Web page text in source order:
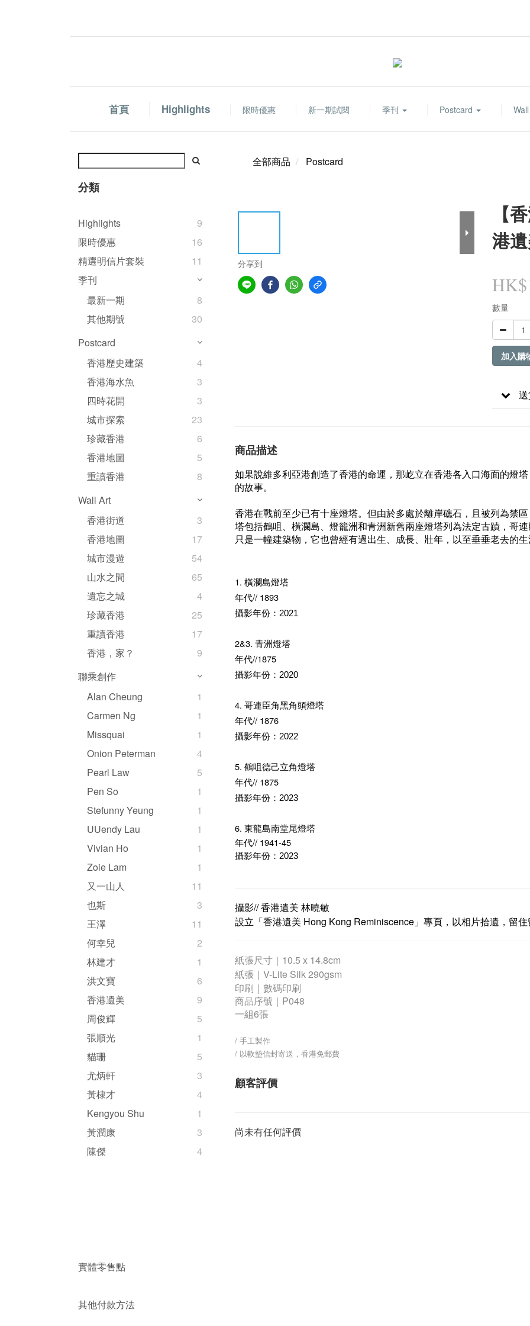
首頁 Highlights 限時優惠 新一期試閱 季刊 Postcard
分類
Highlights
9
限時優惠
16
精選明信片套裝
11
季刊
最新一期
8
其他期號
30
Postcard
香港歷史建築
4
香港海水魚
3
四時花開
3
城市探索
23
珍藏香港
6
香港地圖
5
重讀香港
8
Wall Art
香港街道
3
香港地圖
17
城市漫遊
54
山水之間
65
遺忘之城
4
珍藏香港
25
重讀香港
17
香港，家？
9
聯乘創作
Alan Cheung
1
Carmen Ng
1
Missquai
1
Onion Peterman
4
Pearl Law
5
Pen So
1
Stefunny Yeung
1
UUendy Lau
1
Vivian Ho
1
Zoie Lam
1
又一山人
11
也斯
3
王澤
11
何幸兒
2
林建才
1
洪文寶
6
香港遺美
9
周俊輝
5
張順光
1
貓珊
5
尤炳軒
3
黃棣才
4
Kengyou Shu
1
黃潤康
3
陳傑
4
全部商品 Postcard
分享到
【
港
數量
加入購
商品描述
如果說維多利亞港創造了香港的命運，那屹立在香港各入口海面的燈
的故事。
香港在戰前至少已有十座燈塔。但由於多處於離岸礁石，且被列為禁
塔包括鶴咀、橫瀾島、燈籠洲和青洲新舊兩座燈塔列為法定古蹟，哥
只是一幢建築物，它也曾經有過出生、成長、壯年， 以至垂垂老去的
1. 橫瀾島燈塔
年代// 1893
攝影年份： 2021
2&3. 青洲燈塔
年代//1875
攝影年份： 2020
4. 哥連臣角黑角頭燈塔
年代// 1876
攝影年份： 2022
5. 鶴咀德己立角燈塔
年代// 1875
攝影年份： 2023
6. 東龍島南堂尾燈塔
年代// 1941-45
攝影年份： 2023
攝影// 香港遺美 林曉敏
設立「香港遺美 Hong Kong Reminiscence」專頁，以相片拾遺，留
紙張尺寸｜10.5 x 14.8cm
紙張｜ V-Lite Silk 290gsm
印刷｜數碼印刷
商品序號｜P048
一組6張
/ 手工製作
/ 以軟墊信封寄送 ，香港免郵費
顧客評價
尚未有任何評價
實體零售點
其他付款方法